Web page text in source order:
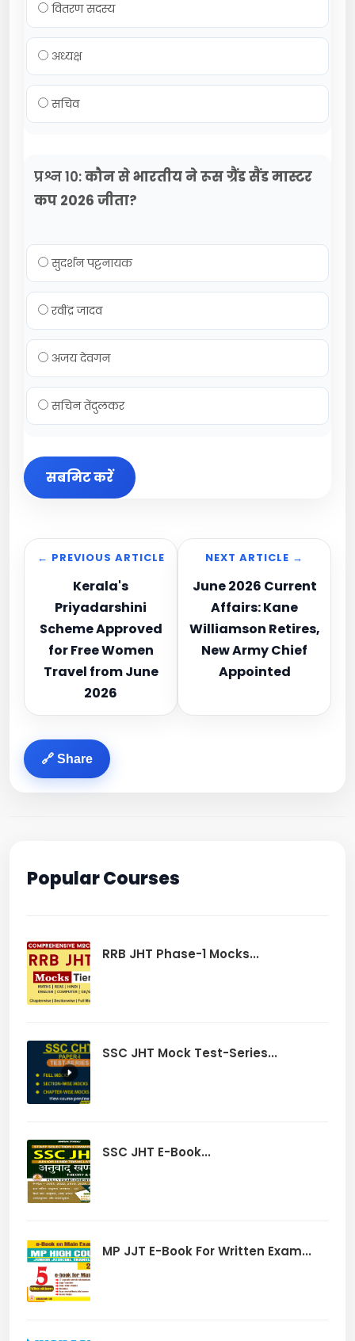
वितरण सदस्य
अध्यक्ष
सचिव
प्रश्न 10:कौन से भारतीय ने रूस ग्रैंड सैंड मास्टर
कप 2026 जीता?
सुदर्शन पट्टनायक
रवींद्र जादव
अजय देवगन
सचिन तेंदुलकर
सबमिट करें
← PREVIOUS ARTICLE
Kerala's
Priyadarshini
Scheme Approved
for Free Women
Travel from June
2026
NEXT ARTICLE →
June 2026 Current
Affairs: Kane
Williamson Retires,
New Army Chief
Appointed
🔗 Share
Popular Courses
RRB JHT Phase-1 Mocks...
SSC JHT Mock Test-Series...
SSC JHT E-Book...
MP JJT E-Book For Written Exam...